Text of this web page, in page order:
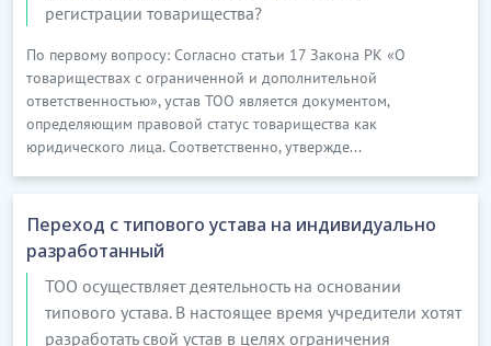
регистрации товарищества?
По первому вопросу: Согласно статьи 17 Закона РК «О
товариществах с ограниченной и дополнительной
ответственностью», устав ТОО является документом,
определяющим правовой статус товарищества как
юридического лица. Соответственно, утвержде...
Переход с типового устава на индивидуально
разработанный
ТОО осуществляет деятельность на основании
типового устава. В настоящее время учредители хотят
разработать свой устав в целях ограничения